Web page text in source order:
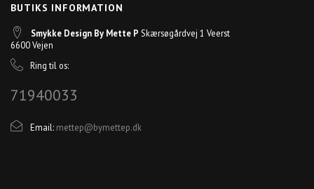
BUTIKS INFORMATION
Smykke Design By Mette P Skærsøgårdvej 1 Veerst
6600 Vejen
Ring til os:
71940033
Email: mettep@bymettep.dk